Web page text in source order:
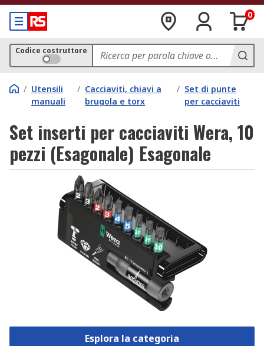
0
Codice costruttore
/ Utensili
manuali
/ Cacciaviti, chiavi a
brugola e torx
/ Set di punte
per cacciaviti
Set inserti per cacciaviti Wera, 10
pezzi (Esagonale) Esagonale
Esplora la categoria